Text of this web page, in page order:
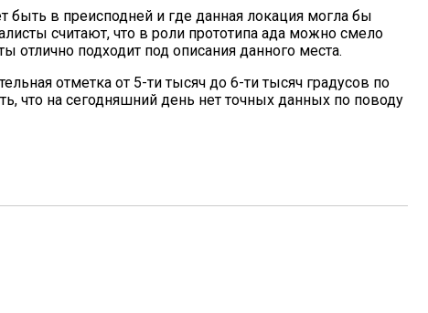
Это Условие
быть в преисподней и где данная локация могла бы
считают, что в роли прототипа ада можно смело
отлично подходит под описания данного места.
отметка от 5-ти тысяч до 6-ти тысяч градусов по
что на сегодняшний день нет точных данных по поводу